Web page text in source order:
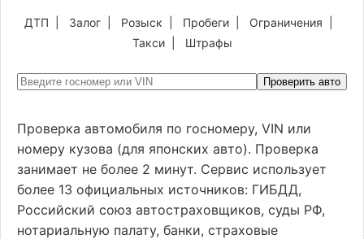
ДТП Залог Розыск Пробеги Ограничения
Такси| Штрафы
Проверить авто
Проверка автомобиля по госномеру, VIN или
номеру кузова (для японских авто). Проверка
занимает не более 2 минут. Сервис использует
более 13 официальных источников: ГИБДД,
Российский союз автостраховщиков, суды РФ,
нотариальную палату, банки, страховые